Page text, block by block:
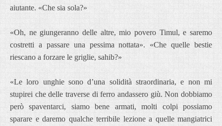
aiutante. «Che sia sola?»
«Oh, ne giungeranno delle altre, mio povero Timul, e saremo
costretti a passare una pessima nottata». «Che quelle bestie
riescano a forzare le griglie, sahib?»
«Le loro unghie sono d’una solidità straordinaria, e non mi
stupirei che delle traverse di ferro andassero giù. Non dobbiamo
però spaventarci, siamo bene armati, molti colpi possiamo
sparare e daremo qualche terribile lezione a quelle mangiatrici